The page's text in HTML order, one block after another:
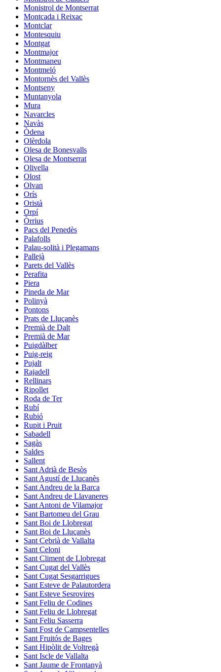
Monistrol de Montserrat
Montcada i Reixac
Montclar
Montesquiu
Montgat
Montmajor
Montmaneu
Montmeló
Montornès del Vallès
Montseny
Muntanyola
Mura
Navarcles
Navàs
Òdena
Olèrdola
Olesa de Bonesvalls
Olesa de Montserrat
Olivella
Olost
Olvan
Orís
Oristà
Orpí
Òrrius
Pacs del Penedès
Palafolls
Palau-solità i Plegamans
Pallejà
Parets del Vallès
Perafita
Piera
Pineda de Mar
Polinyà
Pontons
Prats de Lluçanès
Premià de Dalt
Premià de Mar
Puigdàlber
Puig-reig
Pujalt
Rajadell
Rellinars
Ripollet
Roda de Ter
Rubí
Rubió
Rupit i Pruit
Sabadell
Sagàs
Saldes
Sallent
Sant Adrià de Besòs
Sant Agustí de Lluçanès
Sant Andreu de la Barca
Sant Andreu de Llavaneres
Sant Antoni de Vilamajor
Sant Bartomeu del Grau
Sant Boi de Llobregat
Sant Boi de Lluçanès
Sant Cebrià de Vallalta
Sant Celoni
Sant Climent de Llobregat
Sant Cugat del Vallès
Sant Cugat Sesgarrigues
Sant Esteve de Palautordera
Sant Esteve Sesrovires
Sant Feliu de Codines
Sant Feliu de Llobregat
Sant Feliu Sasserra
Sant Fost de Campsentelles
Sant Fruitós de Bages
Sant Hipòlit de Voltregà
Sant Iscle de Vallalta
Sant Jaume de Frontanyà